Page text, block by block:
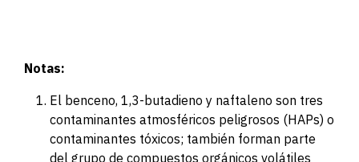
Notas:
El benceno, 1,3-butadieno y naftaleno son tres
contaminantes atmosféricos peligrosos (HAPs) o
contaminantes tóxicos; también forman parte
del grupo de compuestos orgánicos volátiles